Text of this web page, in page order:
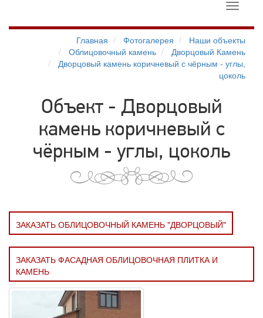
Toggle
Главная
Фотогалерея
Наши объекты
Облицовочный камень
Дворцовый Камень
Дворцовый камень коричневый с чёрным - углы,
цоколь
Объект - Дворцовый
камень коричневый с
чёрным - углы, цоколь
ЗАКАЗАТЬ ОБЛИЦОВОЧНЫЙ КАМЕНЬ "ДВОРЦОВЫЙ"
ЗАКАЗАТЬ ФАСАДНАЯ ОБЛИЦОВОЧНАЯ ПЛИТКА И
КАМЕНЬ